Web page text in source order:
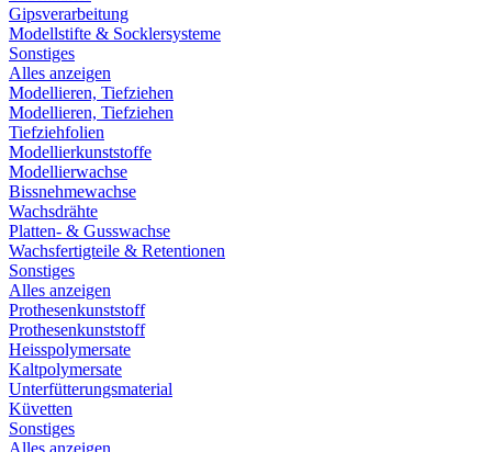
Gipsverarbeitung
Modellstifte & Socklersysteme
Sonstiges
Alles anzeigen
Modellieren, Tiefziehen
Modellieren, Tiefziehen
Tiefziehfolien
Modellierkunststoffe
Modellierwachse
Bissnehmewachse
Wachsdrähte
Platten- & Gusswachse
Wachsfertigteile & Retentionen
Sonstiges
Alles anzeigen
Prothesenkunststoff
Prothesenkunststoff
Heisspolymersate
Kaltpolymersate
Unterfütterungsmaterial
Küvetten
Sonstiges
Alles anzeigen